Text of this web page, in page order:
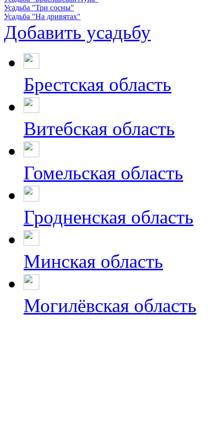
Усадьба "Три сосны"
Усадьба "На дривятах"
Добавить усадьбу
Брестская область
Витебская область
Гомельская область
Гродненская область
Минская область
Могилёвская область